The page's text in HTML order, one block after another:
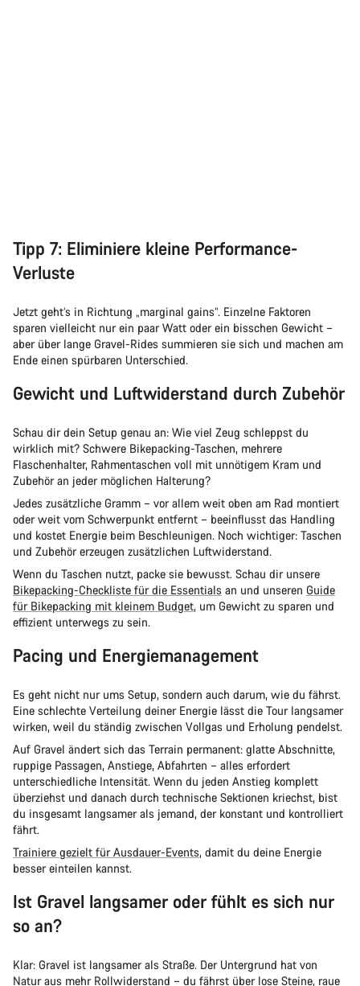
Tipp 7: Eliminiere kleine Performance-
Verluste
Jetzt geht’s in Richtung „marginal gains“. Einzelne Faktoren
sparen vielleicht nur ein paar Watt oder ein bisschen Gewicht –
aber über lange Gravel-Rides summieren sie sich und machen am
Ende einen spürbaren Unterschied.
Gewicht und Luftwiderstand durch Zubehör
Schau dir dein Setup genau an: Wie viel Zeug schleppst du
wirklich mit? Schwere Bikepacking-Taschen, mehrere
Flaschenhalter, Rahmentaschen voll mit unnötigem Kram und
Zubehör an jeder möglichen Halterung?
Jedes zusätzliche Gramm – vor allem weit oben am Rad montiert
oder weit vom Schwerpunkt entfernt – beeinflusst das Handling
und kostet Energie beim Beschleunigen. Noch wichtiger: Taschen
und Zubehör erzeugen zusätzlichen Luftwiderstand.
Wenn du Taschen nutzt, packe sie bewusst. Schau dir unsere
Bikepacking-Checkliste für die Essentials an und unseren Guide
für Bikepacking mit kleinem Budget, um Gewicht zu sparen und
effizient unterwegs zu sein.
Pacing und Energiemanagement
Es geht nicht nur ums Setup, sondern auch darum, wie du fährst.
Eine schlechte Verteilung deiner Energie lässt die Tour langsamer
wirken, weil du ständig zwischen Vollgas und Erholung pendelst.
Auf Gravel ändert sich das Terrain permanent: glatte Abschnitte,
ruppige Passagen, Anstiege, Abfahrten – alles erfordert
unterschiedliche Intensität. Wenn du jeden Anstieg komplett
überziehst und danach durch technische Sektionen kriechst, bist
du insgesamt langsamer als jemand, der konstant und kontrolliert
fährt.
Trainiere gezielt für Ausdauer-Events, damit du deine Energie
besser einteilen kannst.
Ist Gravel langsamer oder fühlt es sich nur
so an?
Klar: Gravel ist langsamer als Straße. Der Untergrund hat von
Natur aus mehr Rollwiderstand – du fährst über lose Steine, raue